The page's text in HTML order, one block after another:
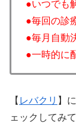
●いつでも
●毎回の診
●毎月自動
●一時的に
【 レバクリ 】
ェックしてみ